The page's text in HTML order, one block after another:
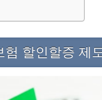
험 할인할증 제